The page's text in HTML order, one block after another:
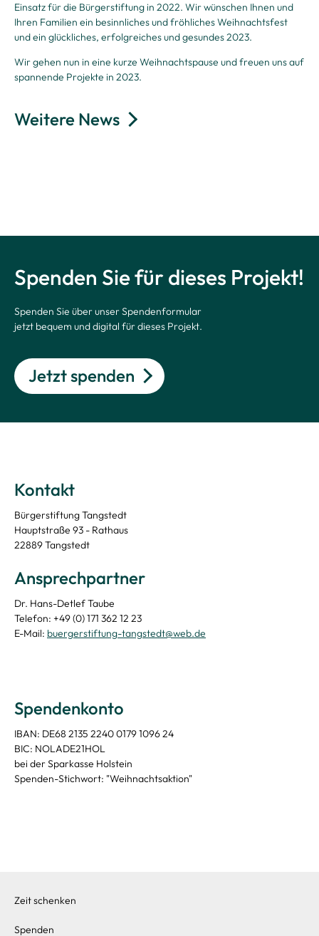
Einsatz für die Bürgerstiftung in 2022. Wir wünschen Ihnen und
Ihren Familien ein besinnliches und fröhliches Weihnachtsfest
und ein glückliches, erfolgreiches und gesundes 2023.
Wir gehen nun in eine kurze Weihnachtspause und freuen uns auf
spannende Projekte in 2023.
Weitere News
Spenden Sie für dieses Projekt!
Spenden Sie über unser Spendenformular
jetzt bequem und digital für dieses Projekt.
Jetzt spenden
Kontakt
Bürgerstiftung Tangstedt
Hauptstraße 93 - Rathaus
22889 Tangstedt
Ansprechpartner
Dr. Hans-Detlef Taube
Telefon: +49 (0) 171 362 12 23
E-Mail: buergerstiftung-tangstedt@web.de
Spendenkonto
IBAN: DE68 2135 2240 0179 1096 24
BIC: NOLADE21HOL
bei der Sparkasse Holstein
Spenden-Stichwort: "Weihnachtsaktion"
Zeit schenken
Spenden